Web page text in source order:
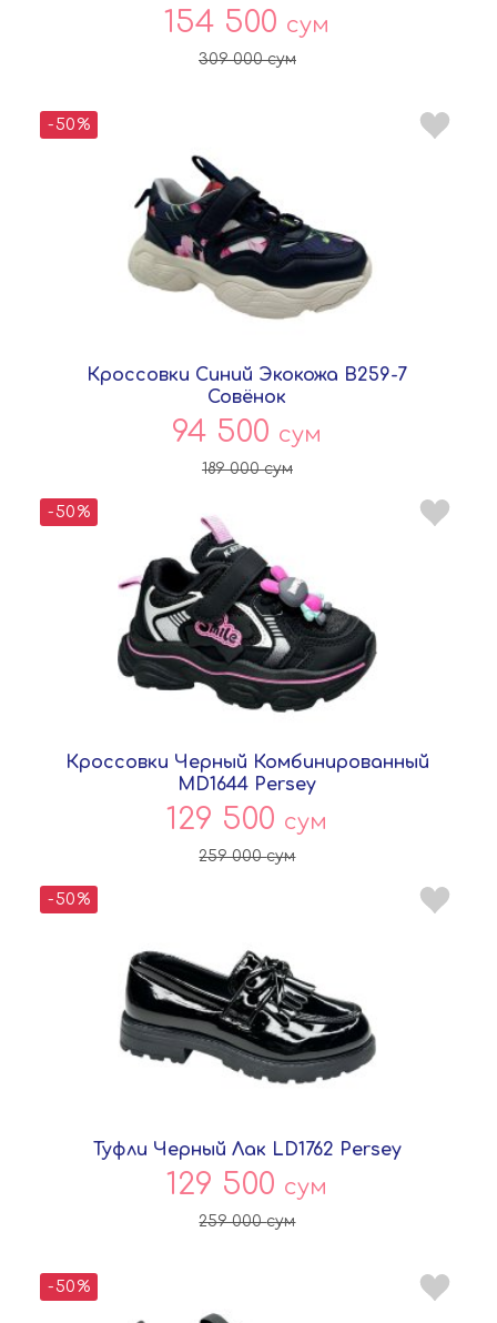
154 500 сум
309 000сум
-50%
Кроссовки Синий Экокожа B259-7
Совёнок
94 500 сум
189 000сум
-50%
Кроссовки Черный Комбинированный
MD1644 Persey
129 500 сум
259 000сум
-50%
Туфли Черный Лак LD1762 Persey
129 500 сум
259 000сум
-50%